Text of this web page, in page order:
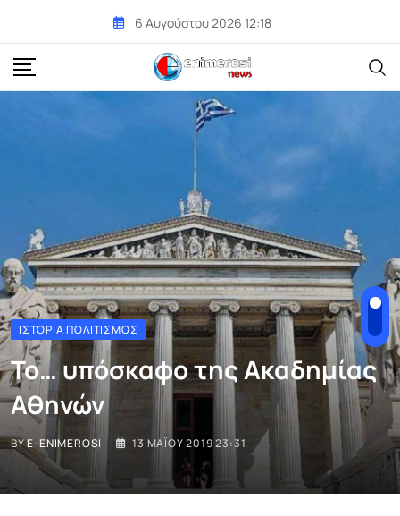
content
6 Αυγούστου 2026 12:18
ΙΣΤΟΡΊΑ ΠΟΛΙΤΙΣΜΌΣ
Το… υπόσκαφο της Ακαδημίας
Αθηνών
BYE-ENIMEROSI 13 ΜΑΪ́ΟΥ 2019 23:31